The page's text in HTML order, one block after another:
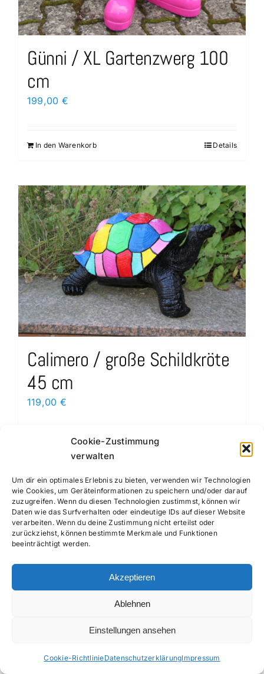
Cookie-Zustimmung
verwalten
Um dir ein optimales Erlebnis zu bieten, verwenden wir Technologien
wie Cookies, um Geräteinformationen zu speichern und/oder darauf
zuzugreifen. Wenn du diesen Technologien zustimmst, können wir
Daten wie das Surfverhalten oder eindeutige IDs auf dieser Website
verarbeiten. Wenn du deine Zustimmung nicht erteilst oder
zurückziehst, können bestimmte Merkmale und Funktionen
beeinträchtigt werden.
Akzeptieren
Ablehnen
Einstellungen ansehen
Cookie-RichtlinieDatenschutzerklärungImpressum
Günni / XL Gartenzwerg 100
cm
199,00 €
In den Warenkorb Details
Calimero / große Schildkröte
45 cm
119,00 €
In den Warenkorb
Lorenzo / XL – Schnecke 90